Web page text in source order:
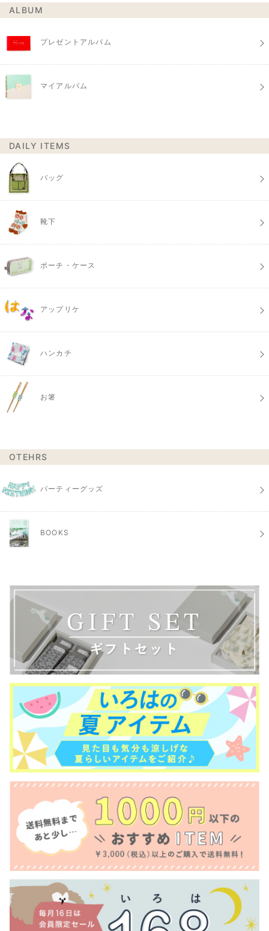
ALBUM
プレゼントアルバム
マイアルバム
DAILY ITEMS
バッグ
靴下
ポーチ・ケース
アップリケ
ハンカチ
お箸
OTEHRS
パーティーグッズ
BOOKS